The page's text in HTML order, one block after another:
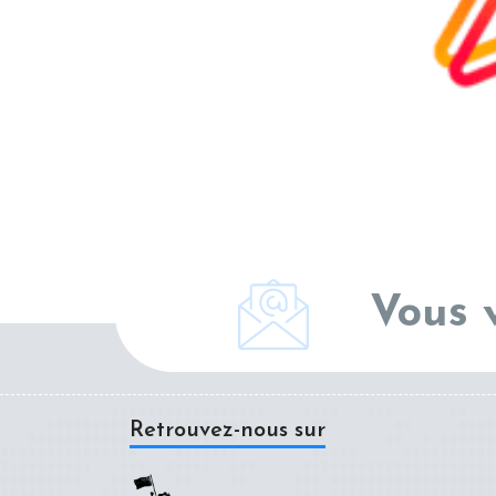
Vous
Retrouvez-nous sur